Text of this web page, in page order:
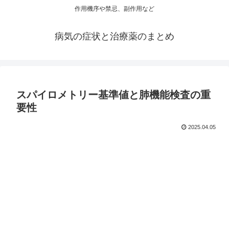
作用機序や禁忌、副作用など
病気の症状と治療薬のまとめ
スパイロメトリー基準値と肺機能検査の重
要性
2025.04.05